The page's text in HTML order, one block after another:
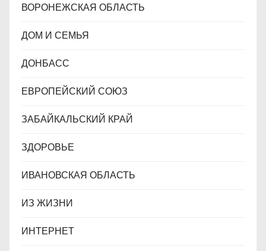
ВОРОНЕЖСКАЯ ОБЛАСТЬ
ДОМ И СЕМЬЯ
ДОНБАСС
ЕВРОПЕЙСКИЙ СОЮЗ
ЗАБАЙКАЛЬСКИЙ КРАЙ
ЗДОРОВЬЕ
ИВАНОВСКАЯ ОБЛАСТЬ
ИЗ ЖИЗНИ
ИНТЕРНЕТ